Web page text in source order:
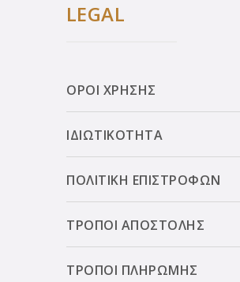
LEGAL
ΟΡΟΙ ΧΡΗΣΗΣ
ΙΔΙΩΤΙΚΟΤΗΤΑ
ΠΟΛΙΤΙΚΗ ΕΠΙΣΤΡΟΦΩΝ
ΤΡΟΠΟΙ ΑΠΟΣΤΟΛΗΣ
ΤΡΟΠΟΙ ΠΛΗΡΩΜΗΣ